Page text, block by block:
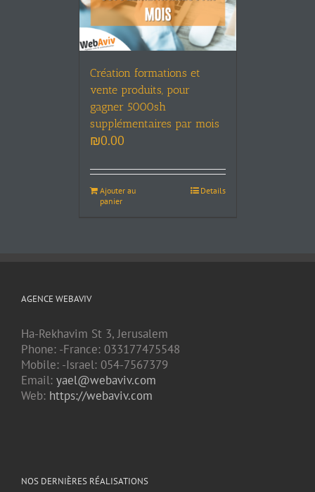
Création formations et
vente produits, pour
gagner 5000sh
supplémentaires par mois
₪0.00
Ajouter au
panier
Details
AGENCE WEBAVIV
Ha-Rekhavim St 3, Jerusalem
Phone: -France: 033177475548
Mobile: -Israel: 054-7567379
Email: yael@webaviv.com
Web: https://webaviv.com
NOS DERNIÈRES RÉALISATIONS